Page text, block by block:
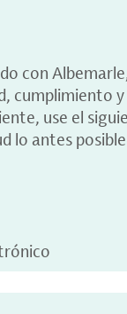
con
cumplimiento
use el
lo antes